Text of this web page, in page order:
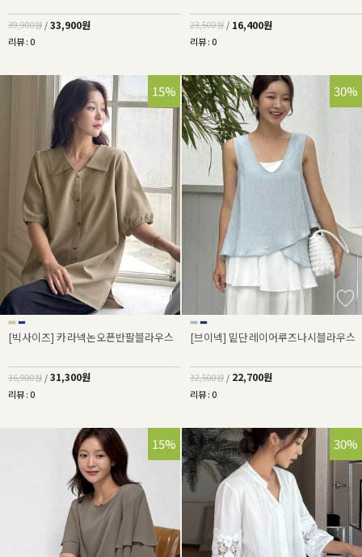
39,900원 / 33,900원
리뷰 : 0
23,500원 / 16,400원
리뷰 : 0
15%
[빅사이즈] 카라넥논오픈반팔블라우스
36,900원 / 31,300원
리뷰 : 0
30%
[브이넥] 밑단레이어루즈나시블라우스
32,500원 / 22,700원
리뷰 : 0
15% 30%